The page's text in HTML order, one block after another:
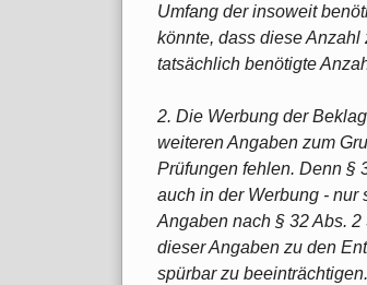
Umfang der insoweit
könnte, dass diese
tatsächlich benötigte
2. Die Werbung der
weiteren Angaben zum
Prüfungen fehlen. Denn §
auch in der Werbung - nur
Angaben nach § 32 Abs. 2
dieser Angaben zu den
spürbar zu